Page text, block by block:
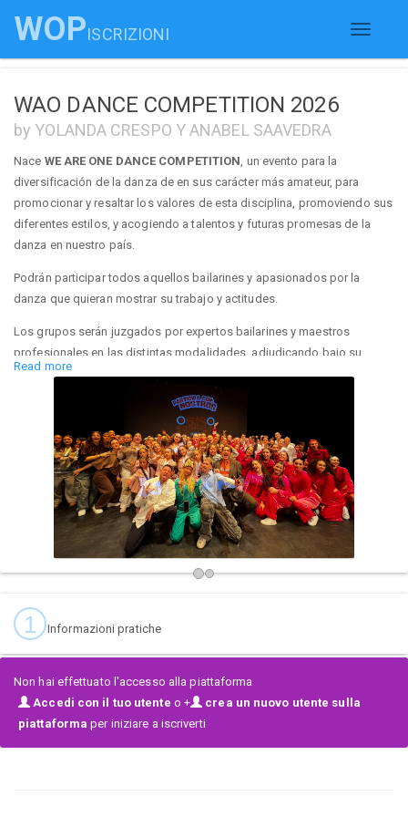
Toggle
WOPISCRIZIONI
WAO DANCE COMPETITION 2026
by YOLANDA CRESPO Y ANABEL SAAVEDRA
Nace WE ARE ONE DANCE COMPETITION, un evento para la
diversificación de la danza de en sus carácter más amateur, para
promocionar y resaltar los valores de esta disciplina, promoviendo sus
diferentes estilos, y acogiendo a talentos y futuras promesas de la
danza en nuestro país.
Podrán participar todos aquellos bailarines y apasionados por la
danza que quieran mostrar su trabajo y actitudes.
Los grupos serán juzgados por expertos bailarines y maestros
profesionales en las distintas modalidades, adjudicando bajo su
criterio profesional grandes premios.
DANZA ESPAÑOLA, FLAMENCO, BALLET
CLÁSICO, JAZZ Y CONTEMPORÁNEO grupos a partir de 4
participantes y DANZA CLASICA GRUPOS, ADEMAS SOLISTAS Y
YGRUPOS DE DANZAS URBANAS
25 y 26 ABRIL DEL 2026 , MORALEJA DE ENMEDIO
Read more
1 Informazioni pratiche
Non hai effettuato l'accesso alla piattaforma
Accedi con il tuo utente o +
crea un nuovo utente sulla
piattaforma per iniziare a iscriverti